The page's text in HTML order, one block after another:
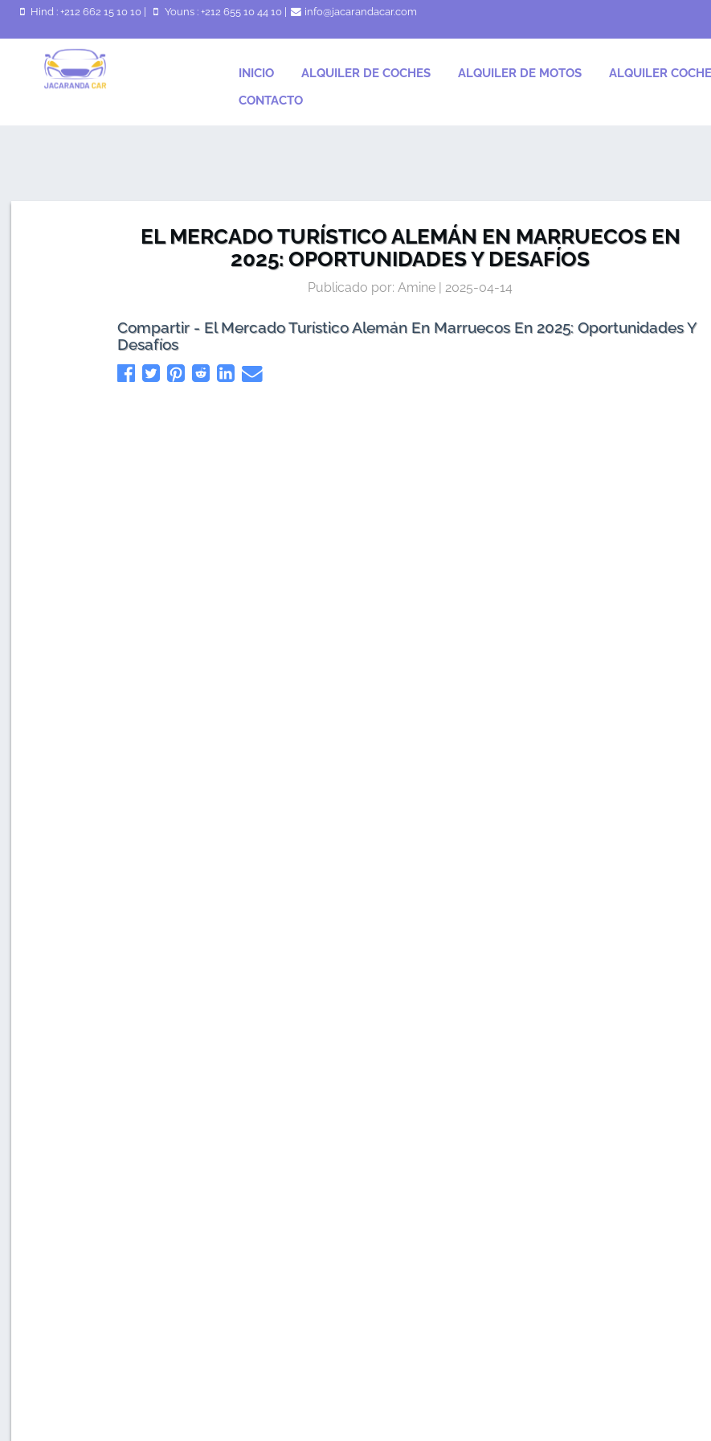
Hind : +212 662 15 10 10 Youns : +212 655 10 44 10 info@jacarandacar.com
INICIO ALQUILER DE COCHES ALQUILER DE MOTOS ALQUILER
CONTACTO
EL MERCADO TURÍSTICO ALEMÁN EN MARRUECOS EN
2025: OPORTUNIDADES Y DESAFÍOS
Publicado por: Amine | 2025-04-14
Compartir - El Mercado Turístico Alemán En Marruecos En 2025: Oportunidades Y
Desafíos